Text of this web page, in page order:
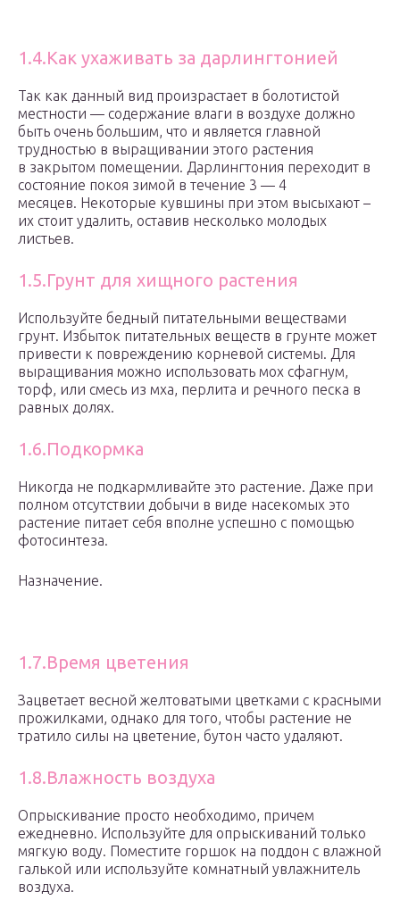
1.4.Как ухаживать за дарлингтонией
Так как данный вид произрастает в болотистой
местности — содержание влаги в воздухе должно
быть очень большим, что и является главной
трудностью в выращивании этого растения
в закрытом помещении. Дарлингтония переходит в
состояние покоя зимой в течение 3 — 4
месяцев. Некоторые кувшины при этом высыхают –
их стоит удалить, оставив несколько молодых
листьев.
1.5.Грунт для хищного растения
Используйте бедный питательными веществами
грунт. Избыток питательных веществ в грунте может
привести к повреждению корневой системы. Для
выращивания можно использовать мох сфагнум,
торф, или смесь из мха, перлита и речного песка в
равных долях.
1.6.Подкормка
Никогда не подкармливайте это растение. Даже при
полном отсутствии добычи в виде насекомых это
растение питает себя вполне успешно с помощью
фотосинтеза.
Назначение.
1.7.Время цветения
Зацветает весной желтоватыми цветками с красными
прожилками, однако для того, чтобы растение не
тратило силы на цветение, бутон часто удаляют.
1.8.Влажность воздуха
Опрыскивание просто необходимо, причем
ежедневно. Используйте для опрыскиваний только
мягкую воду. Поместите горшок на поддон с влажной
галькой или используйте комнатный увлажнитель
воздуха.